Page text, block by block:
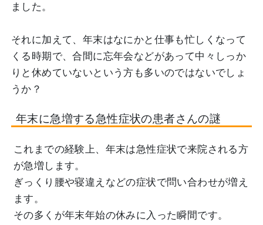
ました。
それに加えて、年末はなにかと仕事も忙しくなって
くる時期で、合間に忘年会などがあって中々しっか
りと休めていないという方も多いのではないでしょ
うか？
年末に急増する急性症状の患者さんの謎
これまでの経験上、年末は急性症状で来院される方
が急増します。
ぎっくり腰や寝違えなどの症状で問い合わせが増え
ます。
その多くが年末年始の休みに入った瞬間です。